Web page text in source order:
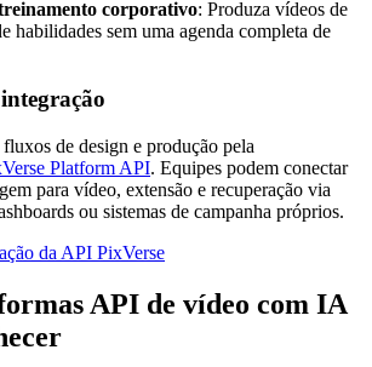
corporativo: Produza vídeos de
habilidades sem uma agenda completa de
de design e produção pela
Platform API. Equipes podem conectar
para vídeo, extensão e recuperação via
ou sistemas de campanha próprios.
da API PixVerse
API de vídeo com IA